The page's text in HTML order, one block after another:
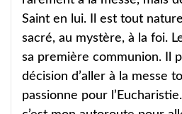
Saint en lui. Il est tout
sacré, au mystère, à la foi.
sa première communion. Il
décision d’aller à la messe
passionne pour